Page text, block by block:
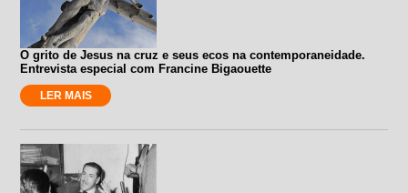
O grito de Jesus na cruz e seus ecos na contemporaneidade.
Entrevista especial com Francine Bigaouette
LER MAIS